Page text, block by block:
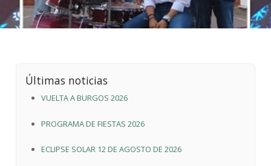
Últimas noticias
VUELTA A BURGOS 2026
PROGRAMA DE FIESTAS 2026
ECLIPSE SOLAR 12 DE AGOSTO DE 2026